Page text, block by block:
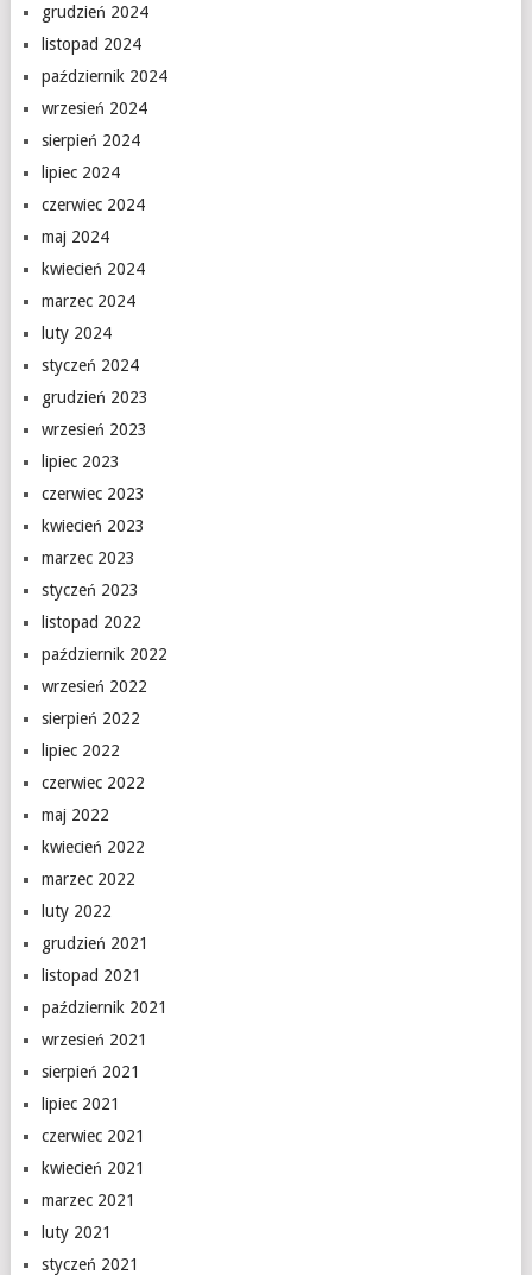
grudzień 2024
listopad 2024
październik 2024
wrzesień 2024
sierpień 2024
lipiec 2024
czerwiec 2024
maj 2024
kwiecień 2024
marzec 2024
luty 2024
styczeń 2024
grudzień 2023
wrzesień 2023
lipiec 2023
czerwiec 2023
kwiecień 2023
marzec 2023
styczeń 2023
listopad 2022
październik 2022
wrzesień 2022
sierpień 2022
lipiec 2022
czerwiec 2022
maj 2022
kwiecień 2022
marzec 2022
luty 2022
grudzień 2021
listopad 2021
październik 2021
wrzesień 2021
sierpień 2021
lipiec 2021
czerwiec 2021
kwiecień 2021
marzec 2021
luty 2021
styczeń 2021